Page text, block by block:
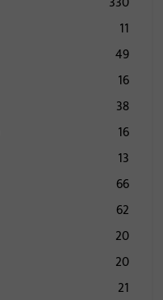
11
49
16
38
16
13
66
62
20
20
21